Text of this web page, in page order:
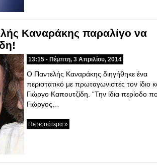
Καναράκης παραλίγο να
13:15 - Πέμπτη, 3 Απριλίου, 2014
Ο Παντελής Καναράκης διηγήθηκε ένα
περιστατικό με πρωταγωνιστές τον ίδιο
Γιώργο Καπουτζίδη. “Την ίδια περίοδο
Γιώργος…
Περισσότερα »